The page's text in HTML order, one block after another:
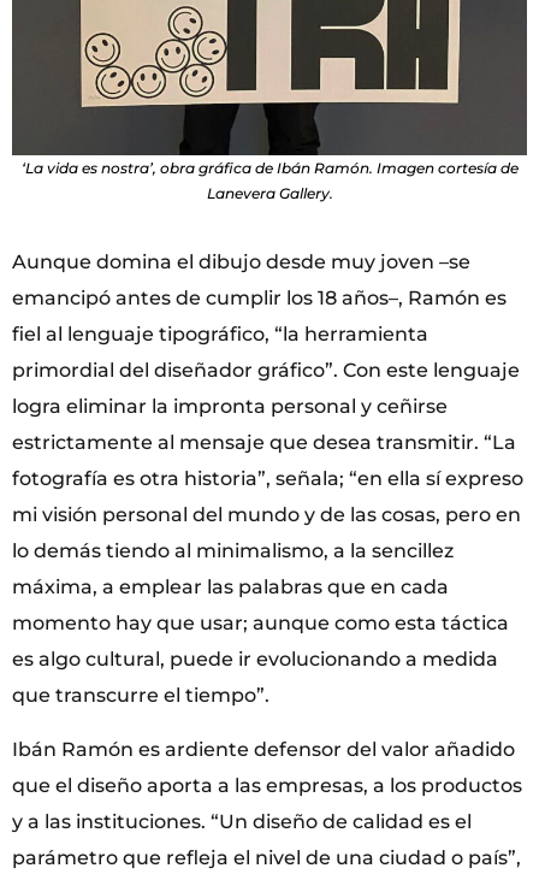
‘La vida es nostra’, obra gráfica de Ibán Ramón. Imagen cortesía de
Lanevera Gallery.
Aunque domina el dibujo desde muy joven –se
emancipó antes de cumplir los 18 años–, Ramón es
fiel al lenguaje tipográfico, “la herramienta
primordial del diseñador gráfico”. Con este lenguaje
logra eliminar la impronta personal y ceñirse
estrictamente al mensaje que desea transmitir. “La
fotografía es otra historia”, señala; “en ella sí expreso
mi visión personal del mundo y de las cosas, pero en
lo demás tiendo al minimalismo, a la sencillez
máxima, a emplear las palabras que en cada
momento hay que usar; aunque como esta táctica
es algo cultural, puede ir evolucionando a medida
que transcurre el tiempo”.
Ibán Ramón es ardiente defensor del valor añadido
que el diseño aporta a las empresas, a los productos
y a las instituciones. “Un diseño de calidad es el
parámetro que refleja el nivel de una ciudad o país”,